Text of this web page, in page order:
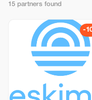
15 partners found
-